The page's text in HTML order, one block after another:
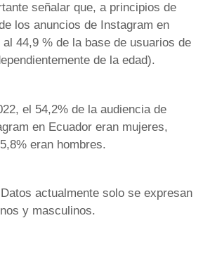
señalar que, a principios de
los anuncios de Instagram en
al 44,9 % de la base de usuarios de
de la edad).
el 54,2% de la audiencia de
en Ecuador eran mujeres,
eran hombres.
actualmente solo se expresan
y masculinos.